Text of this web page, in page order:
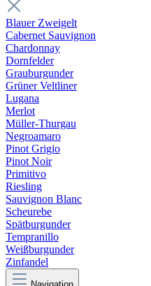
Blauer Zweigelt
Cabernet Sauvignon
Chardonnay
Dornfelder
Grauburgunder
Grüner Veltliner
Lugana
Merlot
Müller-Thurgau
Negroamaro
Pinot Grigio
Pinot Noir
Primitivo
Riesling
Sauvignon Blanc
Scheurebe
Spätburgunder
Tempranillo
Weißburgunder
Zinfandel